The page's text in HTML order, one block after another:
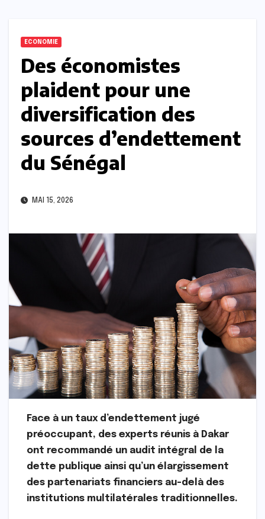
ECONOMIE
Des économistes
plaident pour une
diversification des
sources d’endettement
du Sénégal
MAI 15, 2026
Face à un taux d’endettement jugé
préoccupant, des experts réunis à Dakar
ont recommandé un audit intégral de la
dette publique ainsi qu’un élargissement
des partenariats financiers au-delà des
institutions multilatérales traditionnelles.